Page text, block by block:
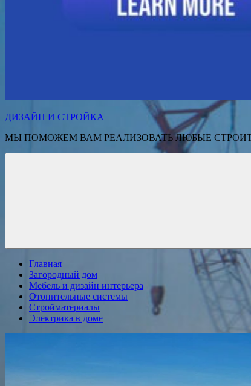
ДИЗАЙН И СТРОЙКА
МЫ ПОМОЖЕМ ВАМ РЕАЛИЗОВАТЬ ЛЮБЫЕ
Главная
Загородный дом
Мебель и дизайн интерьера
Отопительные системы
Стройматериалы
Электрика в доме